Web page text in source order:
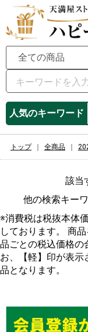
人気のキーワード
トップ 全商品
該当
他の検索キー
※消費税は税抜本体
しております。 商
品ごとの税込価格の
お、【軽】印が表示
品となります。